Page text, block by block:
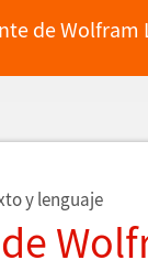
de Wolfram
y lenguaje